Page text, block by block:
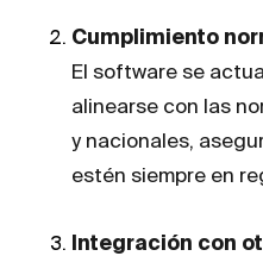
Cumplimiento
El software se
alinearse con las
y nacionales,
estén siempre en
Integración con